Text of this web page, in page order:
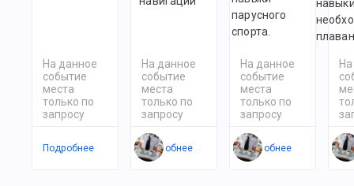
На данное
событие
места
только по
запросу
Подробнее
На данное
событие
места
только по
запросу
Подробнее
парусного
спорта.
На данное
событие
места
только по
запросу
Подробнее